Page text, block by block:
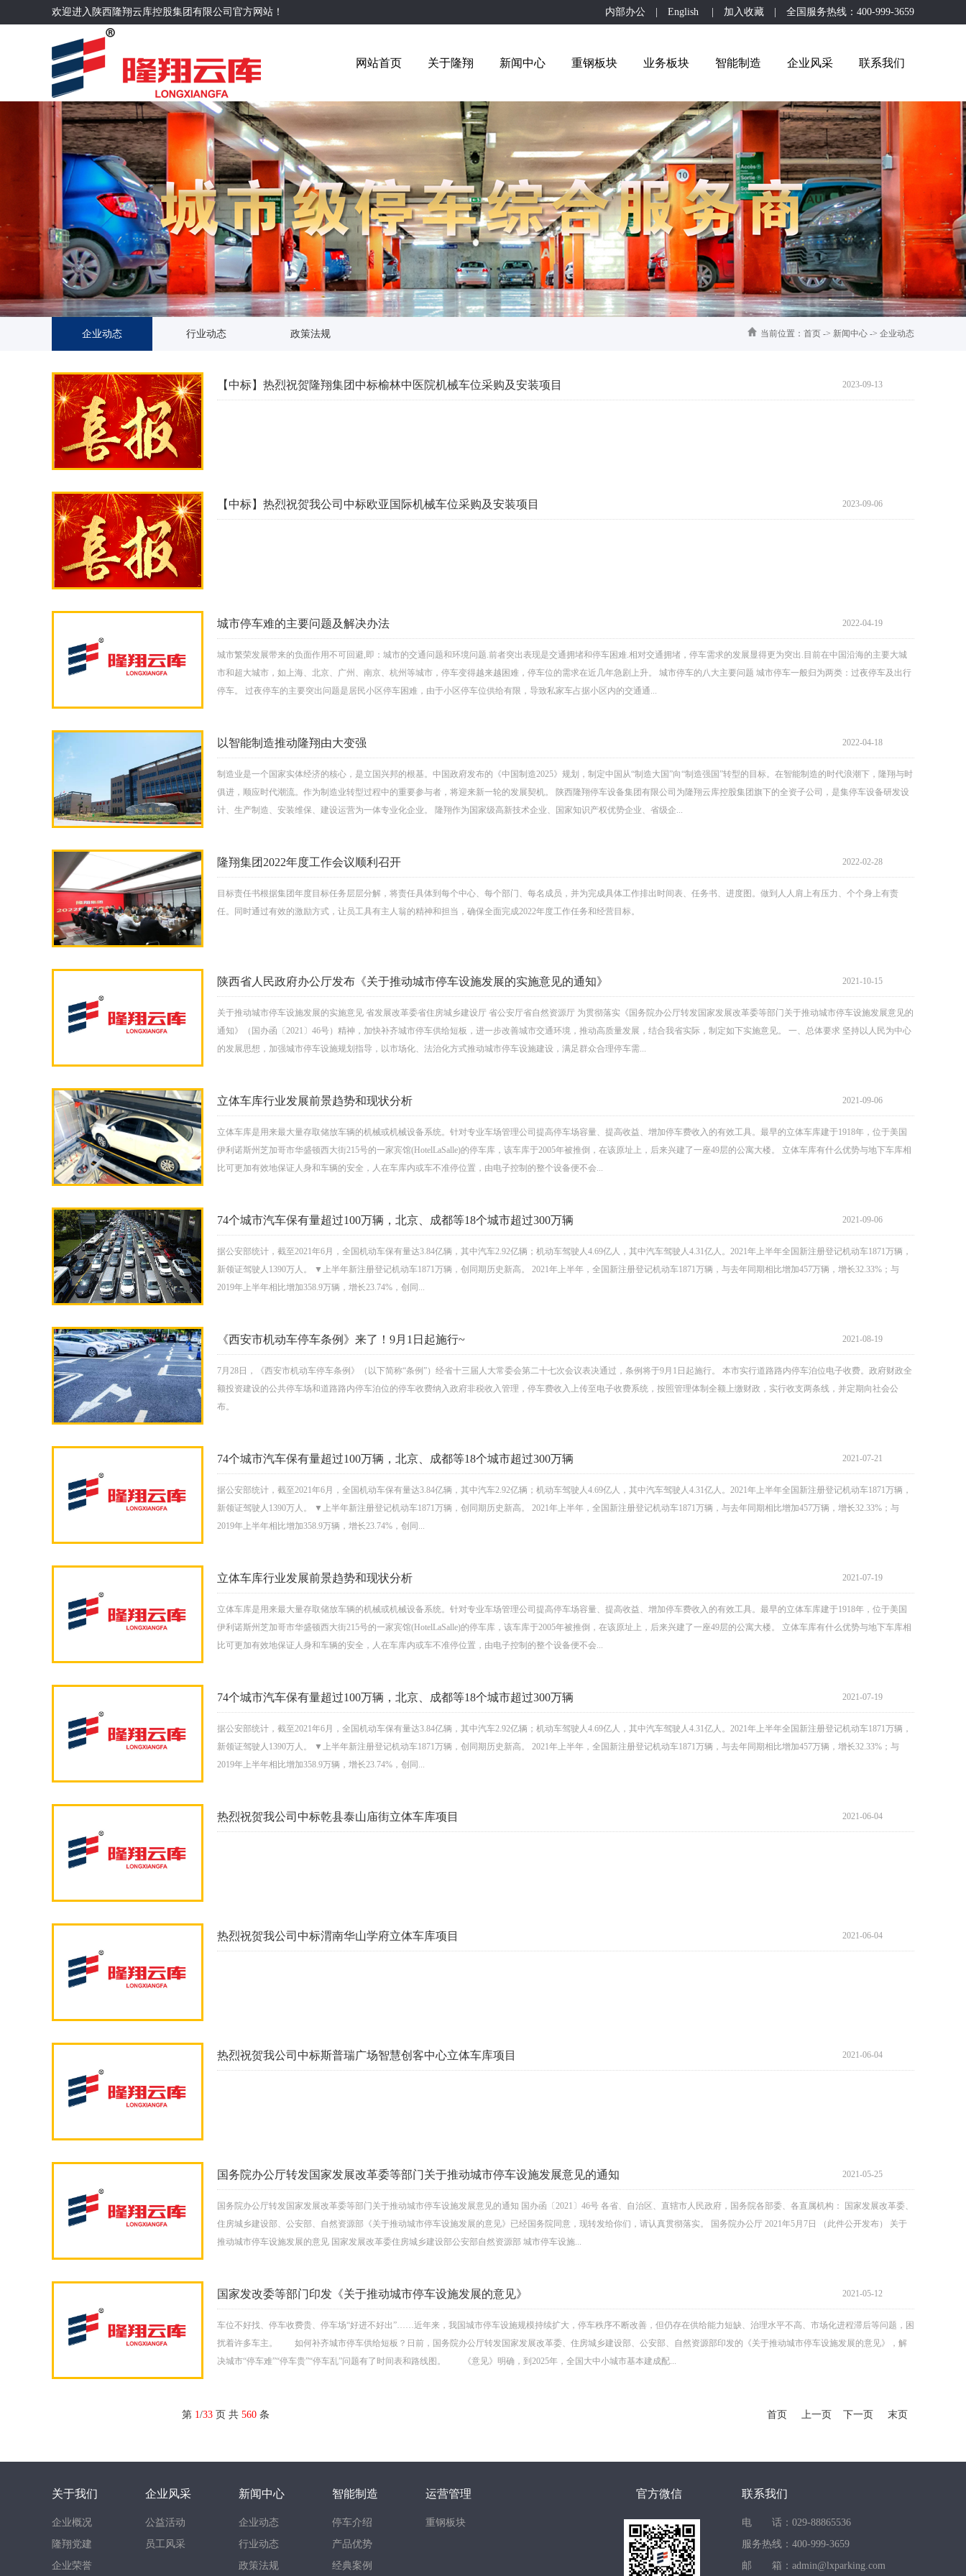
欢迎进入陕西隆翔云库控股集团有限公司官方网站！ 内部办公 English 加入收藏 | 全国服务热线：400-999-3659
网站首页 关于隆翔 新闻中心 重钢板块 业务板块 智能制造 企业风采 联系我们
企业动态 行业动态 政策法规 当前位置： 首页 -> 新闻中心 -> 企业动态
【中标】热烈祝贺隆翔集团中标榆林中医院机械车位采购及安装项目 2023-09-13
【中标】热烈祝贺我公司中标欧亚国际机械车位采购及安装项目 2023-09-06
城市停车难的主要问题及解决办法 2022-04-19
城市繁荣发展带来的负面作用不可回避,即：城市的交通问题和环境问题.前者突出表现是交通拥堵和停车困难.相对交通拥堵，停车需求的发展显得更为突出.目前在中国沿海的主要大城
市和超大城市，如上海、北京、广州、南京、杭州等城市，停车变得越来越困难，停车位的需求在近几年急剧上升。 城市停车的八大主要问题 城市停车一般归为两类：过夜停车及出行
停车。 过夜停车的主要突出问题是居民小区停车困难，由于小区停车位供给有限，导致私家车占据小区内的交通通...
以智能制造推动隆翔由大变强 2022-04-18
制造业是一个国家实体经济的核心，是立国兴邦的根基。中国政府发布的《中国制造2025》规划，制定中国从“制造大国”向“制造强国”转型的目标。在智能制造的时代浪潮下，隆翔与时
俱进，顺应时代潮流。作为制造业转型过程中的重要参与者，将迎来新一轮的发展契机。 陕西隆翔停车设备集团有限公司为隆翔云库控股集团旗下的全资子公司，是集停车设备研发设
计、生产制造、安装维保、建设运营为一体专业化企业。 隆翔作为国家级高新技术企业、国家知识产权优势企业、省级企...
隆翔集团2022年度工作会议顺利召开 2022-02-28
目标责任书根据集团年度目标任务层层分解，将责任具体到每个中心、每个部门、每名成员，并为完成具体工作排出时间表、任务书、进度图。做到人人肩上有压力、个个身上有责
任。同时通过有效的激励方式，让员工具有主人翁的精神和担当，确保全面完成2022年度工作任务和经营目标。
陕西省人民政府办公厅发布《关于推动城市停车设施发展的实施意见的通知》 2021-10-15
关于推动城市停车设施发展的实施意见 省发展改革委省住房城乡建设厅 省公安厅省自然资源厅 为贯彻落实《国务院办公厅转发国家发展改革委等部门关于推动城市停车设施发展意见的
通知》（国办函〔2021〕46号）精神，加快补齐城市停车供给短板，进一步改善城市交通环境，推动高质量发展，结合我省实际，制定如下实施意见。 一、总体要求 坚持以人民为中心
的发展思想，加强城市停车设施规划指导，以市场化、法治化方式推动城市停车设施建设，满足群众合理停车需...
立体车库行业发展前景趋势和现状分析 2021-09-06
立体车库是用来最大量存取储放车辆的机械或机械设备系统。针对专业车场管理公司提高停车场容量、提高收益、增加停车费收入的有效工具。最早的立体车库建于1918年，位于美国
伊利诺斯州芝加哥市华盛顿西大街215号的一家宾馆(HotelLaSalle)的停车库，该车库于2005年被推倒，在该原址上，后来兴建了一座49层的公寓大楼。 立体车库有什么优势与地下车库相
比可更加有效地保证人身和车辆的安全，人在车库内或车不准停位置，由电子控制的整个设备便不会...
74个城市汽车保有量超过100万辆，北京、成都等18个城市超过300万辆 2021-09-06
据公安部统计，截至2021年6月，全国机动车保有量达3.84亿辆，其中汽车2.92亿辆；机动车驾驶人4.69亿人，其中汽车驾驶人4.31亿人。2021年上半年全国新注册登记机动车1871万辆，
新领证驾驶人1390万人。 ▼上半年新注册登记机动车1871万辆，创同期历史新高。 2021年上半年，全国新注册登记机动车1871万辆，与去年同期相比增加457万辆，增长32.33%；与
2019年上半年相比增加358.9万辆，增长23.74%，创同...
《西安市机动车停车条例》来了！9月1日起施行~ 2021-08-19
7月28日，《西安市机动车停车条例》（以下简称“条例”）经省十三届人大常委会第二十七次会议表决通过，条例将于9月1日起施行。 本市实行道路路内停车泊位电子收费。政府财政全
额投资建设的公共停车场和道路路内停车泊位的停车收费纳入政府非税收入管理，停车费收入上传至电子收费系统，按照管理体制全额上缴财政，实行收支两条线，并定期向社会公
布。
74个城市汽车保有量超过100万辆，北京、成都等18个城市超过300万辆 2021-07-21
据公安部统计，截至2021年6月，全国机动车保有量达3.84亿辆，其中汽车2.92亿辆；机动车驾驶人4.69亿人，其中汽车驾驶人4.31亿人。2021年上半年全国新注册登记机动车1871万辆，
新领证驾驶人1390万人。 ▼上半年新注册登记机动车1871万辆，创同期历史新高。 2021年上半年，全国新注册登记机动车1871万辆，与去年同期相比增加457万辆，增长32.33%；与
2019年上半年相比增加358.9万辆，增长23.74%，创同...
立体车库行业发展前景趋势和现状分析 2021-07-19
立体车库是用来最大量存取储放车辆的机械或机械设备系统。针对专业车场管理公司提高停车场容量、提高收益、增加停车费收入的有效工具。最早的立体车库建于1918年，位于美国
伊利诺斯州芝加哥市华盛顿西大街215号的一家宾馆(HotelLaSalle)的停车库，该车库于2005年被推倒，在该原址上，后来兴建了一座49层的公寓大楼。 立体车库有什么优势与地下车库相
比可更加有效地保证人身和车辆的安全，人在车库内或车不准停位置，由电子控制的整个设备便不会...
74个城市汽车保有量超过100万辆，北京、成都等18个城市超过300万辆 2021-07-19
据公安部统计，截至2021年6月，全国机动车保有量达3.84亿辆，其中汽车2.92亿辆；机动车驾驶人4.69亿人，其中汽车驾驶人4.31亿人。2021年上半年全国新注册登记机动车1871万辆，
新领证驾驶人1390万人。 ▼上半年新注册登记机动车1871万辆，创同期历史新高。 2021年上半年，全国新注册登记机动车1871万辆，与去年同期相比增加457万辆，增长32.33%；与
2019年上半年相比增加358.9万辆，增长23.74%，创同...
热烈祝贺我公司中标乾县泰山庙街立体车库项目 2021-06-04
热烈祝贺我公司中标渭南华山学府立体车库项目 2021-06-04
热烈祝贺我公司中标斯普瑞广场智慧创客中心立体车库项目 2021-06-04
国务院办公厅转发国家发展改革委等部门关于推动城市停车设施发展意见的通知 2021-05-25
国务院办公厅转发国家发展改革委等部门关于推动城市停车设施发展意见的通知 国办函〔2021〕46号 各省、自治区、直辖市人民政府，国务院各部委、各直属机构： 国家发展改革委、
住房城乡建设部、公安部、自然资源部《关于推动城市停车设施发展的意见》已经国务院同意，现转发给你们，请认真贯彻落实。 国务院办公厅 2021年5月7日 （此件公开发布） 关于
推动城市停车设施发展的意见 国家发展改革委住房城乡建设部公安部自然资源部 城市停车设施...
国家发改委等部门印发《关于推动城市停车设施发展的意见》 2021-05-12
车位不好找、停车收费贵、停车场“好进不好出”……近年来，我国城市停车设施规模持续扩大，停车秩序不断改善，但仍存在供给能力短缺、治理水平不高、市场化进程滞后等问题，困
扰着许多车主。 如何补齐城市停车供给短板？日前，国务院办公厅转发国家发展改革委、住房城乡建设部、公安部、自然资源部印发的《关于推动城市停车设施发展的意见》，解
决城市“停车难”“停车贵”“停车乱”问题有了时间表和路线图。 《意见》明确，到2025年，全国大中小城市基本建成配...
第 1/33 页 共 560 条 首页 上一页 下一页 末页
关于我们
企业概况
隆翔党建
企业荣誉
企业风采
公益活动
员工风采
新闻中心
企业动态
行业动态
政策法规
智能制造
停车介绍
产品优势
经典案例
运营管理
重钢板块
官方微信 联系我们
电 话：029-88865536
服务热线：400-999-3659
邮 箱：admin@lxparking.com